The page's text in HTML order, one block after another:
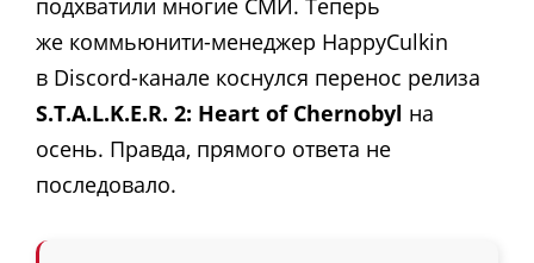
же коммьюнити-менеджер HappyCulkin
в Discord-канале коснулся перенос релиза
S.T.A.L.K.E.R. 2: Heart of Chernobyl на
осень. Правда, прямого ответа не
последовало.